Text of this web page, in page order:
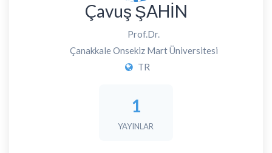
Çavuş ŞAHİN
Prof.Dr.
Çanakkale Onsekiz Mart Üniversitesi
TR
1
YAYINLAR